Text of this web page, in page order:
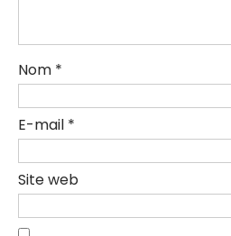
Nom *
E-mail *
Site web